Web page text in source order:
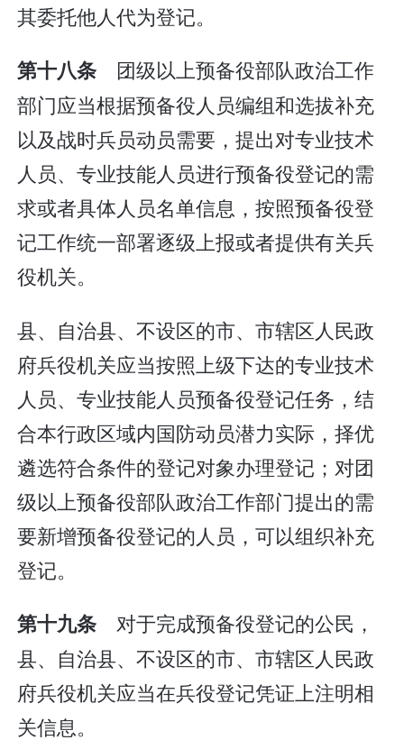
其委托他人代为登记。
第十八条 团级以上预备役部队政治工作
部门应当根据预备役人员编组和选拔补充
以及战时兵员动员需要，提出对专业技术
人员、专业技能人员进行预备役登记的需
求或者具体人员名单信息，按照预备役登
记工作统一部署逐级上报或者提供有关兵
役机关。
县、自治县、不设区的市、市辖区人民政
府兵役机关应当按照上级下达的专业技术
人员、专业技能人员预备役登记任务，结
合本行政区域内国防动员潜力实际，择优
遴选符合条件的登记对象办理登记；对团
级以上预备役部队政治工作部门提出的需
要新增预备役登记的人员，可以组织补充
登记。
第十九条对于完成预备役登记的公民，
县、自治县、不设区的市、市辖区人民政
府兵役机关应当在兵役登记凭证上注明相
关信息。